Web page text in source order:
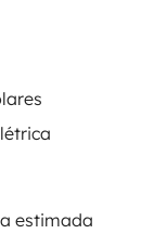
estimada
na